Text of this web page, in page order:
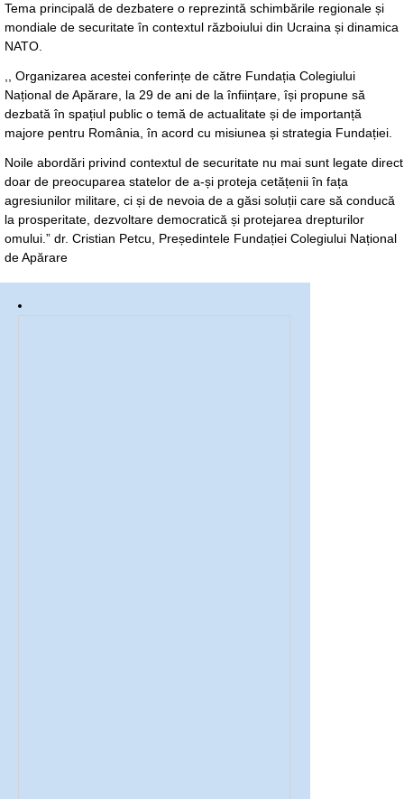
Tema principală de dezbatere o reprezintă schimbările regionale și
mondiale de securitate în contextul războiului din Ucraina și dinamica
NATO.
,, Organizarea acestei conferințe de către Fundația Colegiului
Național de Apărare, la 29 de ani de la înființare, își propune să
dezbată în spațiul public o temă de actualitate și de importanță
majore pentru România, în acord cu misiunea și strategia Fundației.
Noile abordări privind contextul de securitate nu mai sunt legate direct
doar de preocuparea statelor de a-și proteja cetățenii în fața
agresiunilor militare, ci și de nevoia de a găsi soluții care să conducă
la prosperitate, dezvoltare democratică și protejarea drepturilor
omului.” dr. Cristian Petcu, Președintele Fundației Colegiului Național
de Apărare